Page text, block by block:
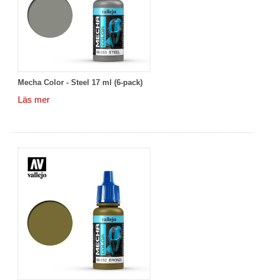
Mecha Color - Steel 17 ml (6-pack)
Läs mer